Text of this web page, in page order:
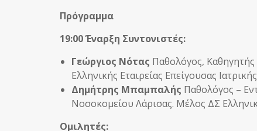
Πρόγραμμα
19:00 Έναρξη Συντονιστές:
Γεώργιος Νότας Παθολόγος, Καθηγητής
Ελληνικής Εταιρείας Επείγουσας Ιατρικής
Δημήτρης Μπαμπαλής Παθολόγος –
Νοσοκομείου Λάρισας. Μέλος ΔΣ
Ομιλητές: